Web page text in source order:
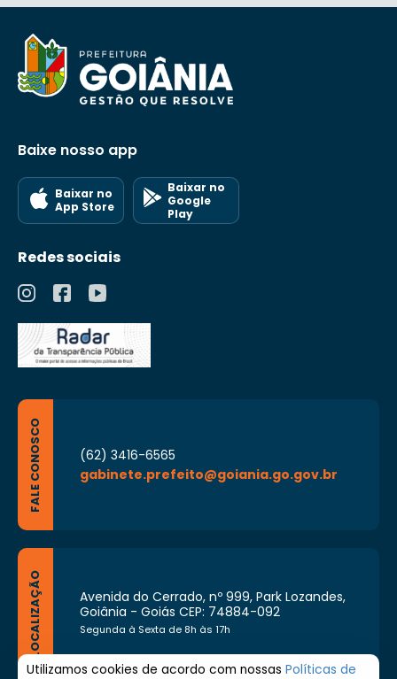
Baixe nosso app
Baixar no
App Store
Baixar no
Google
Play
Redes sociais
FALE CONOSCO
(62) 3416-6565
gabinete.prefeito@goiania.go.gov.br
LOCALIZAÇÃO
Avenida do Cerrado, nº 999, Park Lozandes,
Goiânia - Goiás CEP: 74884-092
Segunda à Sexta de 8h às 17h
Utilizamos cookies de acordo com nossas Políticas de